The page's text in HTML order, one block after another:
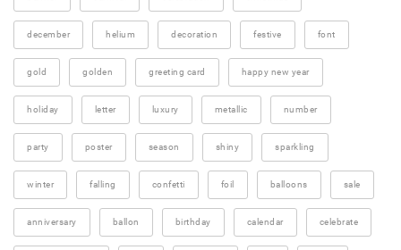
december helium decoration festive font
gold golden greeting card happy new year
holiday letter luxury metallic number
party poster season shiny sparkling
winter falling confetti foil balloons sale
anniversary ballon birthday calendar celebrate